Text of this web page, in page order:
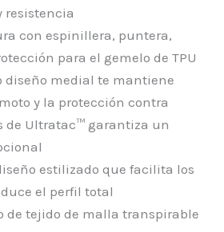
resistencia
con espinillera, puntera,
para el gemelo de TPU
diseño medial te mantiene
y la protección contra
de Ultratac™ garantiza un
estilizado que facilita los
el perfil total
de tejido de malla transpirable